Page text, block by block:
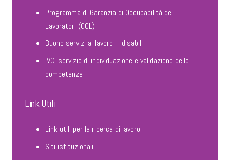
Programma di Garanzia di Occupabilità dei
Lavoratori (GOL)
Buono servizi al lavoro – disabili
IVC: servizio di individuazione e validazione delle
competenze
Link Utili
Link utili per la ricerca di lavoro
Siti istituzionali